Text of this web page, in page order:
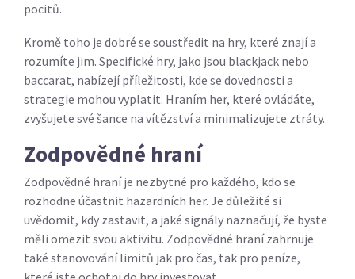
pocitů.
Kromě toho je dobré se soustředit na hry, které znají a
rozumíte jim. Specifické hry, jako jsou blackjack nebo
baccarat, nabízejí příležitosti, kde se dovednosti a
strategie mohou vyplatit. Hraním her, které ovládáte,
zvyšujete své šance na vítězství a minimalizujete ztráty.
Zodpovědné hraní
Zodpovědné hraní je nezbytné pro každého, kdo se
rozhodne účastnit hazardních her. Je důležité si
uvědomit, kdy zastavit, a jaké signály naznačují, že byste
měli omezit svou aktivitu. Zodpovědné hraní zahrnuje
také stanovování limitů jak pro čas, tak pro peníze,